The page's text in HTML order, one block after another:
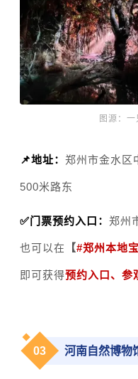
图源：一
📌地址： 郑州市金水区
500米路东
✅门票预约入口： 郑州
也可以在 【#郑州本地宝
即可获得预约入口、参
03 河南自然博物